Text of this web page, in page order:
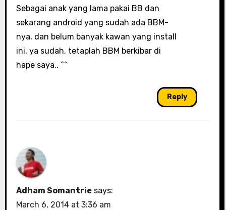
Sebagai anak yang lama pakai BB dan
sekarang android yang sudah ada BBM-
nya, dan belum banyak kawan yang install
ini, ya sudah, tetaplah BBM berkibar di
hape saya.. ^^
Reply
Adham Somantrie says:
March 6, 2014 at 3:36 am